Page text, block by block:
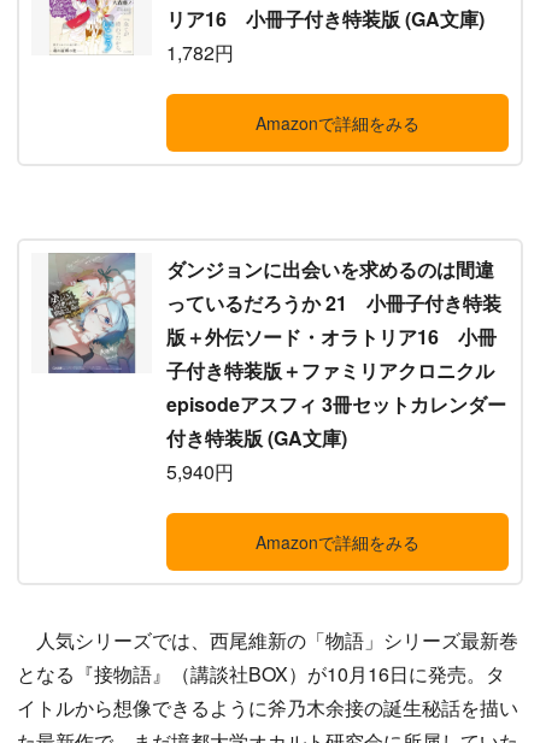
リア16 小冊子付き特装版 (GA文庫)
1,782円
Amazonで詳細をみる
ダンジョンに出会いを求めるのは間違
っているだろうか 21 小冊子付き特装
版＋外伝ソード・オラトリア16 小冊
子付き特装版＋ファミリアクロニクル
episodeアスフィ 3冊セットカレンダー
付き特装版 (GA文庫)
5,940円
Amazonで詳細をみる
人気シリーズでは、西尾維新の「物語」シリーズ最新巻
となる『接物語』（講談社BOX）が10月16日に発売。タ
イトルから想像できるように斧乃木余接の誕生秘話を描い